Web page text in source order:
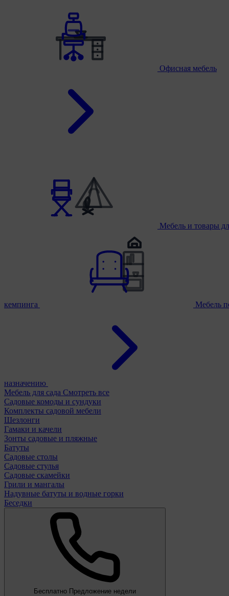
Офисная мебель
Мебель и товары
кемпинга Мебель
назначению
Мебель для сада Смотреть все
Садовые комоды и сундуки
Комплекты садовой мебели
Шезлонги
Гамаки и качели
Зонты садовые и пляжные
Батуты
Садовые столы
Садовые стулья
Садовые скамейки
Грили и мангалы
Надувные батуты и водные горки
Беседки
Бесплатно Предложение недели